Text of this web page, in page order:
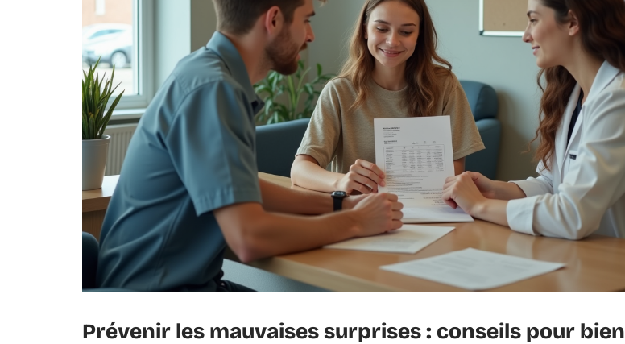
Prévenir les mauvaises surprises : conseils pour bien